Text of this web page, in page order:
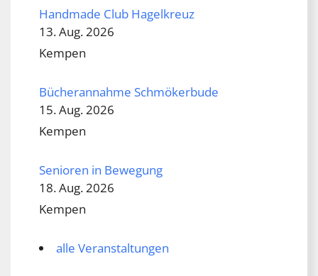
Handmade Club Hagelkreuz
13. Aug. 2026
Kempen
Bücherannahme Schmökerbude
15. Aug. 2026
Kempen
Senioren in Bewegung
18. Aug. 2026
Kempen
alle Veranstaltungen